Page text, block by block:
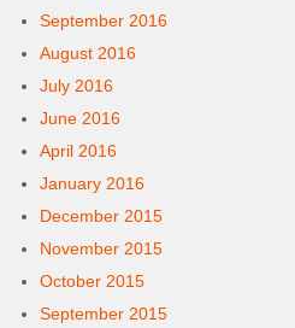
September 2016
August 2016
July 2016
June 2016
April 2016
January 2016
December 2015
November 2015
October 2015
September 2015